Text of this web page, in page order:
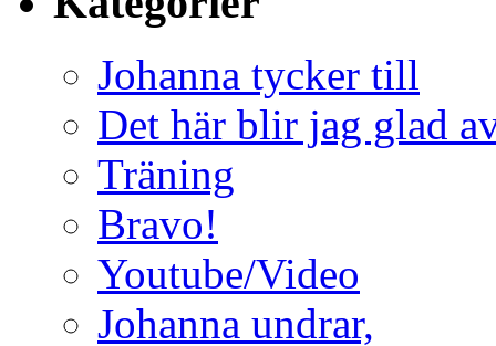
Johanna tycker till
Det här blir jag glad
Träning
Bravo!
Youtube/Video
Johanna undrar,